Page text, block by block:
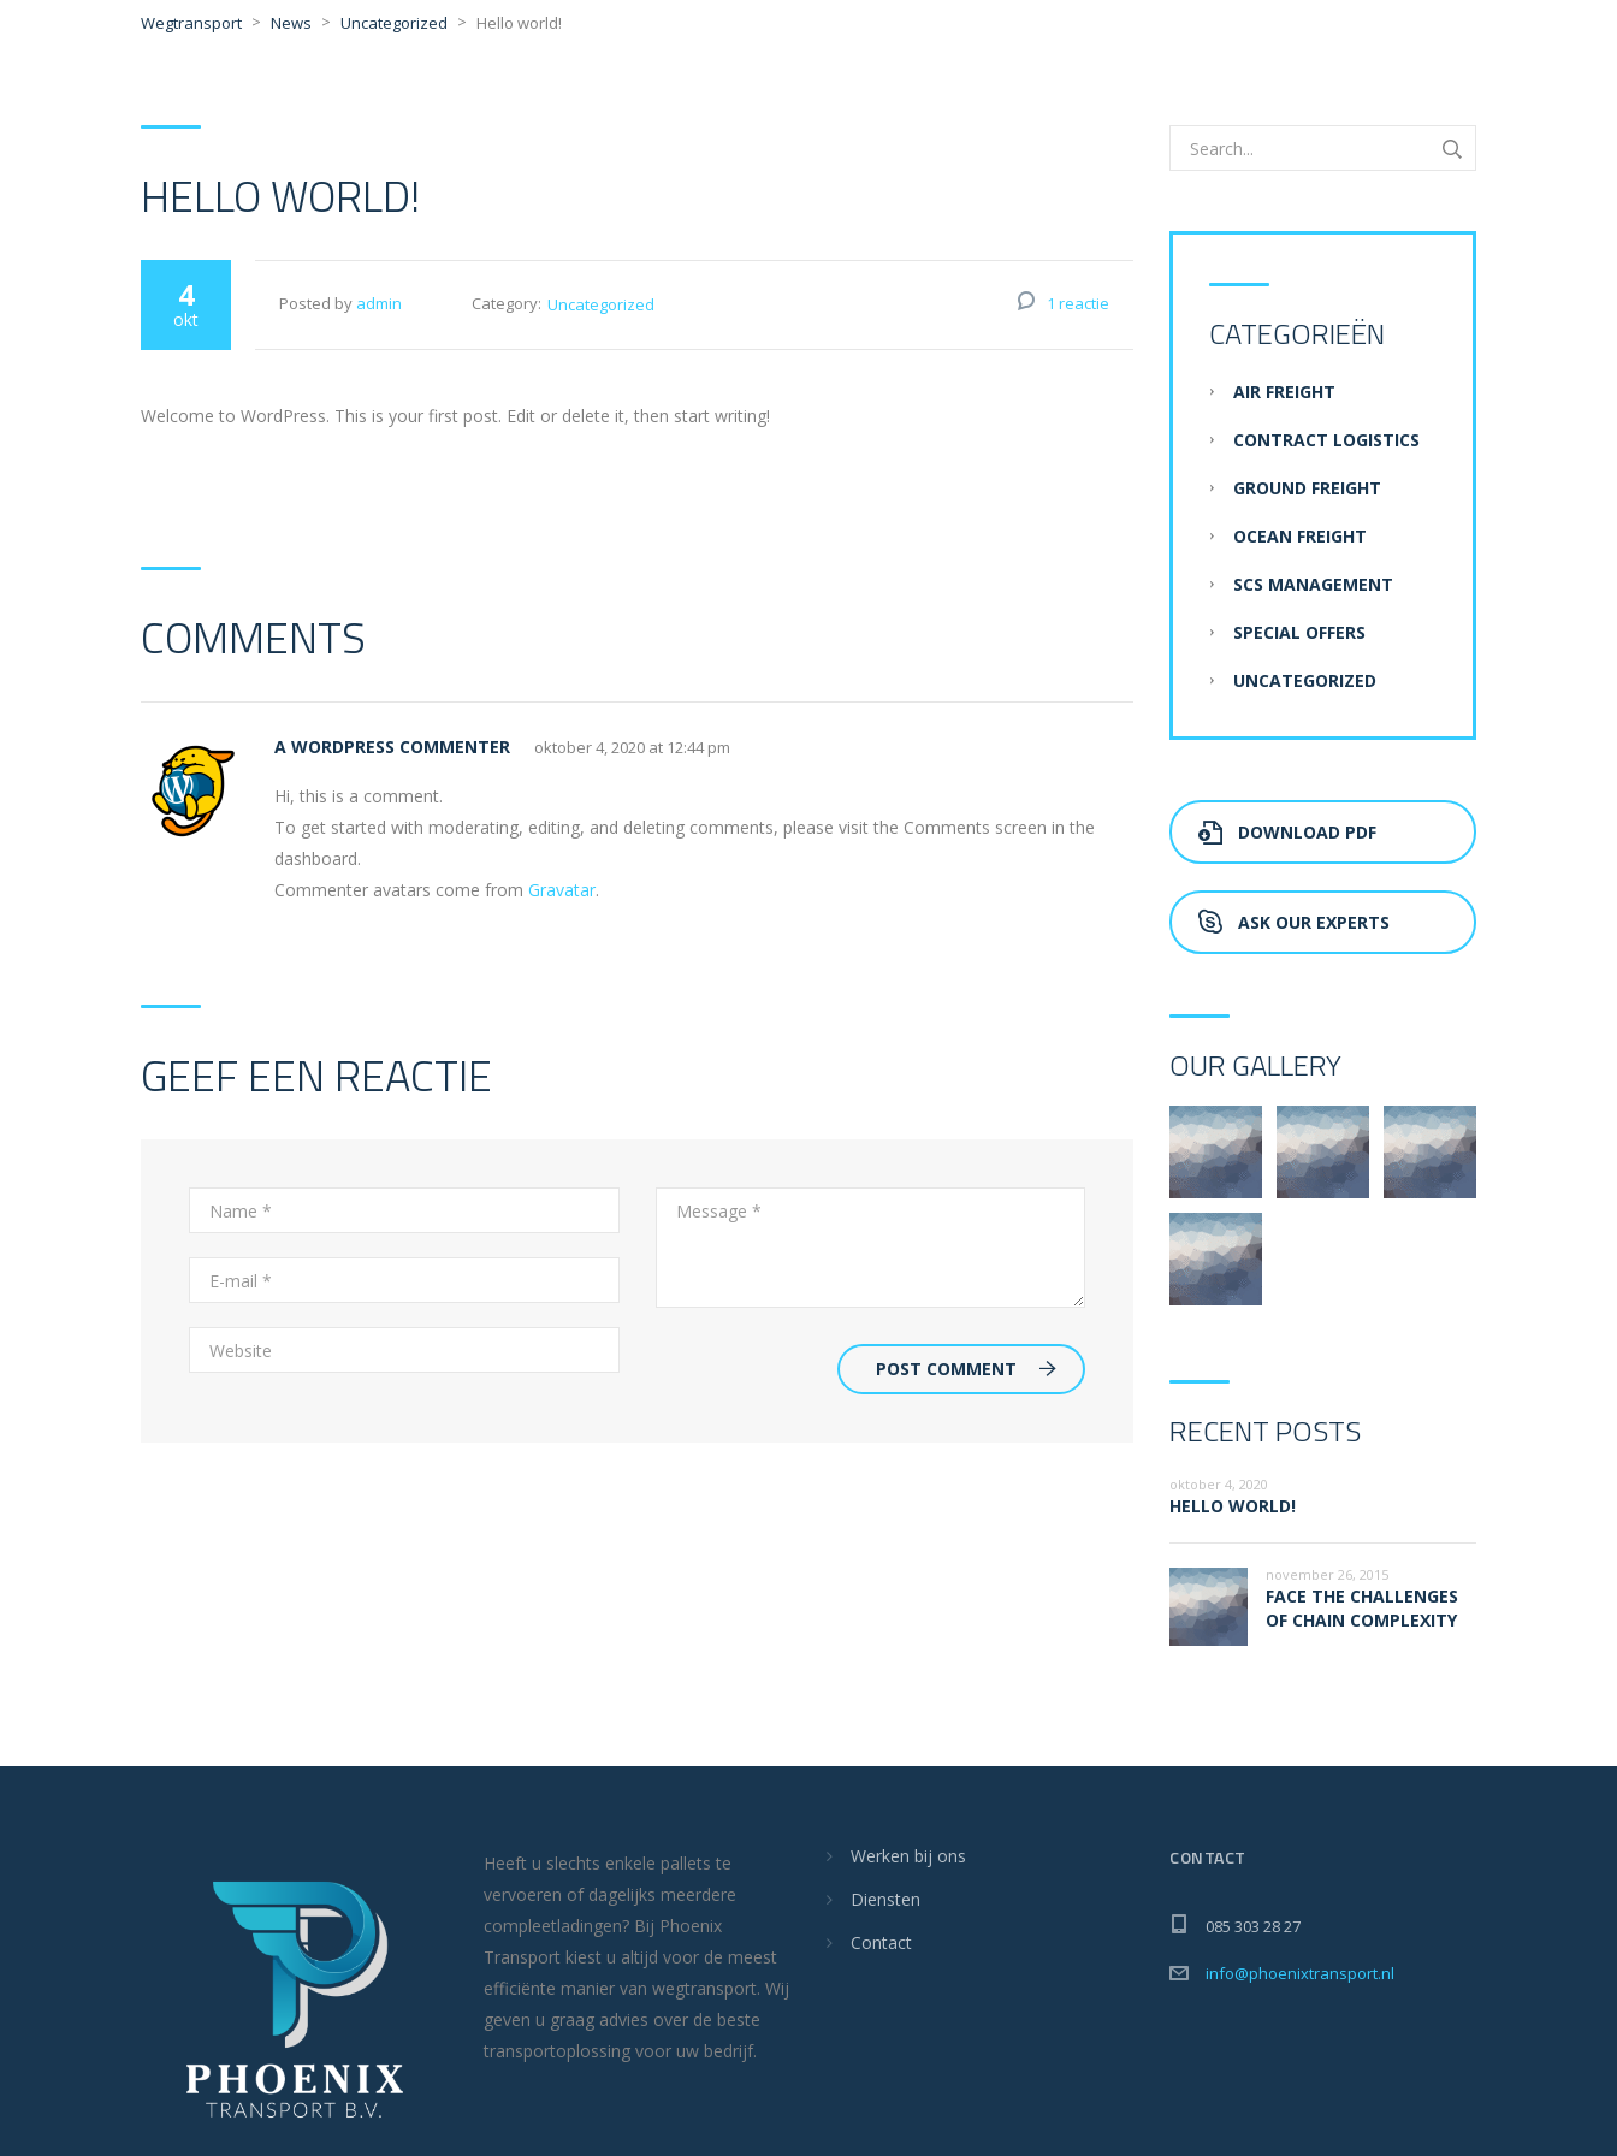
Wegtransport > News > Uncategorized > Hello world!
HELLO WORLD!
4
okt
Posted by admin Category: Uncategorized 1 reactie
Welcome to WordPress. This is your first post. Edit or delete it, then start writing!
COMMENTS
A WORDPRESS COMMENTER oktober 4, 2020 at 12:44 pm
Hi, this is a comment.
To get started with moderating, editing, and deleting comments, please visit the Comments screen in the
dashboard.
Commenter avatars come from Gravatar.
GEEF EEN REACTIE
POST COMMENT
CATEGORIEËN
AIR FREIGHT
CONTRACT LOGISTICS
GROUND FREIGHT
OCEAN FREIGHT
SCS MANAGEMENT
SPECIAL OFFERS
UNCATEGORIZED
DOWNLOAD PDF
ASK OUR EXPERTS
OUR GALLERY
RECENT POSTS
oktober 4, 2020
HELLO WORLD!
november 26, 2015
FACE THE CHALLENGES
OF CHAIN COMPLEXITY
Heeft u slechts enkele pallets te
vervoeren of dagelijks meerdere
compleetladingen? Bij Phoenix
Transport kiest u altijd voor de meest
efficiënte manier van wegtransport. Wij
geven u graag advies over de beste
transportoplossing voor uw bedrijf.
Werken bij ons
Diensten
Contact
CONTACT
085 303 28 27
info@phoenixtransport.nl